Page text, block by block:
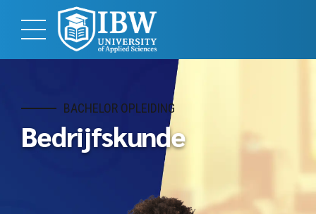
BACHELOR OPLEIDING
Bedrijfskunde